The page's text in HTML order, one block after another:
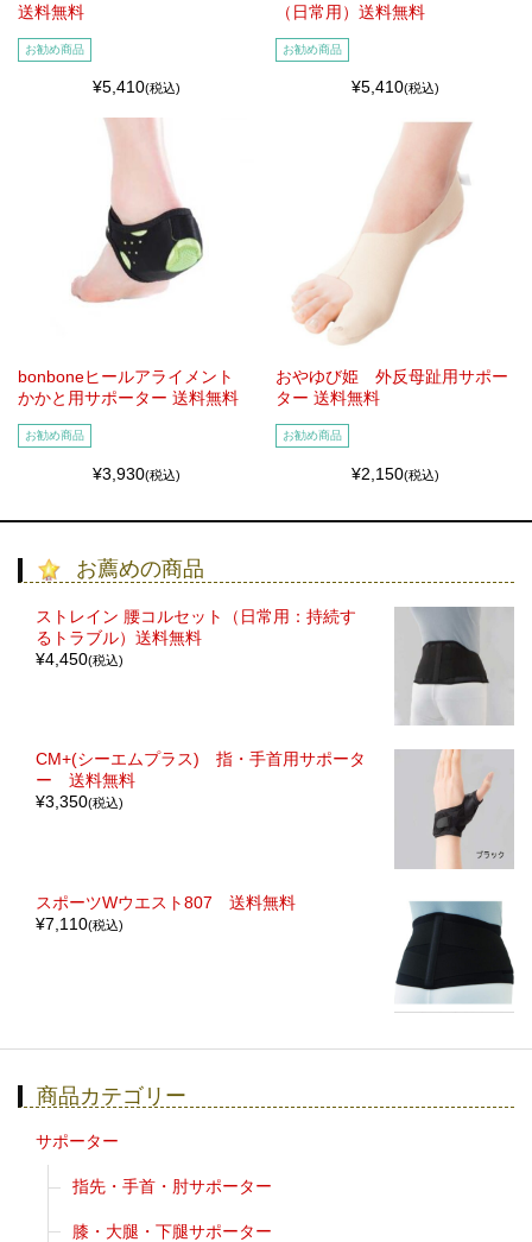
送料無料
お勧め商品
¥5,410(税込)
（日常用）送料無料
お勧め商品
¥5,410(税込)
bonboneヒールアライメント
かかと用サポーター 送料無料
お勧め商品
¥3,930(税込)
おやゆび姫 外反母趾用サポー
ター 送料無料
お勧め商品
¥2,150(税込)
お薦めの商品
ストレイン 腰コルセット（日常用：持続す
るトラブル）送料無料
¥4,450(税込)
CM+(シーエムプラス) 指・手首用サポータ
ー 送料無料
¥3,350(税込)
スポーツWウエスト807 送料無料
¥7,110(税込)
商品カテゴリー
サポーター
指先・手首・肘サポーター
膝・大腿・下腿サポーター